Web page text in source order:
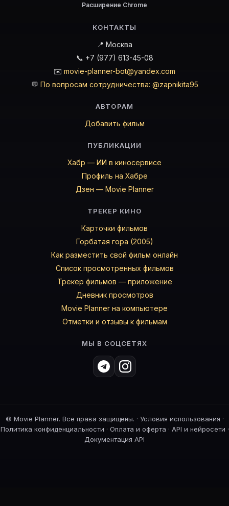
Расширение Chrome
КОНТАКТЫ
📍 Москва
📞 +7 (977) 613-45-08
✉️ movie-planner-bot@yandex.com
💬 По вопросам сотрудничества: @zapnikita95
АВТОРАМ
Добавить фильм
ПУБЛИКАЦИИ
Хабр — ИИ в киносервисе
Профиль на Хабре
Дзен — Movie Planner
ТРЕКЕР КИНО
Карточки фильмов
Горбатая гора (2005)
Как разместить свой фильм онлайн
Список просмотренных фильмов
Трекер фильмов — приложение
Дневник просмотров
Movie Planner на компьютере
Отметки и отзывы к фильмам
МЫ В СОЦСЕТЯХ
© Movie Planner. Все права защищены. · Условия использования ·
Политика конфиденциальности · Оплата и оферта · API и нейросети ·
Документация API